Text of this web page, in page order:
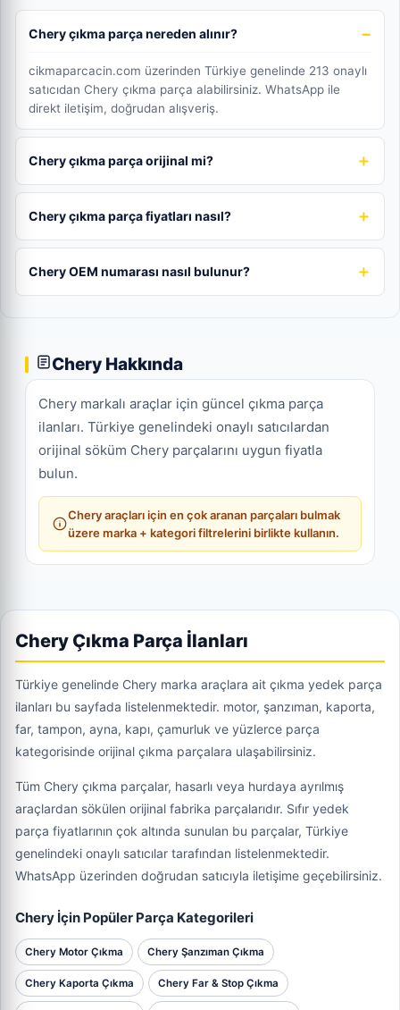
Chery çıkma parça nereden alınır?
cikmaparcacin.com üzerinden Türkiye genelinde 213 onaylı
satıcıdan Chery çıkma parça alabilirsiniz. WhatsApp ile
direkt iletişim, doğrudan alışveriş.
Chery çıkma parça orijinal mi?
Chery çıkma parça fiyatları nasıl?
Chery OEM numarası nasıl bulunur?
Chery Hakkında
Chery markalı araçlar için güncel çıkma parça
ilanları. Türkiye genelindeki onaylı satıcılardan
orijinal söküm Chery parçalarını uygun fiyatla
bulun.
Chery araçları için en çok aranan parçaları bulmak
üzere marka + kategori filtrelerini birlikte kullanın.
Chery Çıkma Parça İlanları
Türkiye genelinde Chery marka araçlara ait çıkma yedek parça
ilanları bu sayfada listelenmektedir. motor, şanzıman, kaporta,
far, tampon, ayna, kapı, çamurluk ve yüzlerce parça
kategorisinde orijinal çıkma parçalara ulaşabilirsiniz.
Tüm Chery çıkma parçalar, hasarlı veya hurdaya ayrılmış
araçlardan sökülen orijinal fabrika parçalarıdır. Sıfır yedek
parça fiyatlarının çok altında sunulan bu parçalar, Türkiye
genelindeki onaylı satıcılar tarafından listelenmektedir.
WhatsApp üzerinden doğrudan satıcıyla iletişime geçebilirsiniz.
Chery İçin Popüler Parça Kategorileri
Chery Motor Çıkma Chery Şanzıman Çıkma
Chery Kaporta Çıkma Chery Far & Stop Çıkma